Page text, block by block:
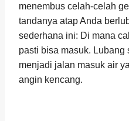
menembus celah-celah
tandanya atap Anda
sederhana ini: Di mana
pasti bisa masuk. Lubang
menjadi jalan masuk air
angin kencang.